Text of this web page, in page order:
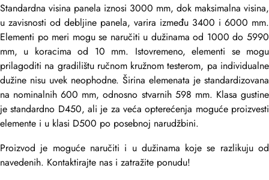
Standardna visina panela iznosi 3000 mm, dok maksimalna visina,
u zavisnosti od debljine panela, varira između 3400 i 6000 mm.
Elementi po meri mogu se naručiti u dužinama od 1000 do 5990
mm, u koracima od 10 mm. Istovremeno, elementi se mogu
prilagoditi na gradilištu ručnom kružnom testerom, pa individualne
dužine nisu uvek neophodne. Širina elemenata je standardizovana
na nominalnih 600 mm, odnosno stvarnih 598 mm. Klasa gustine
je standardno D450, ali je za veća opterećenja moguće proizvesti
elemente i u klasi D500 po posebnoj narudžbini.
Proizvod je moguće naručiti i u dužinama koje se razlikuju od
navedenih. Kontaktirajte nas i zatražite ponudu!